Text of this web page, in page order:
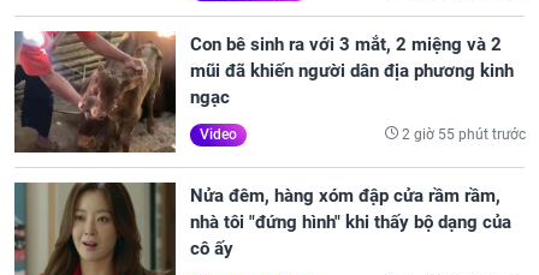
Con bê sinh ra với 3 mắt, 2 miệng và 2
mũi đã khiến người dân địa phương kinh
ngạc
Video 2 giờ 55 phút trước
Nửa đêm, hàng xóm đập cửa rầm rầm,
nhà tôi "đứng hình" khi thấy bộ dạng của
cô ấy